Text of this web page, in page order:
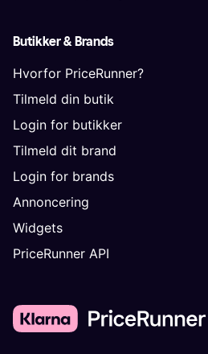
Butikker & Brands
Hvorfor PriceRunner?
Tilmeld din butik
Login for butikker
Tilmeld dit brand
Login for brands
Annoncering
Widgets
PriceRunner API